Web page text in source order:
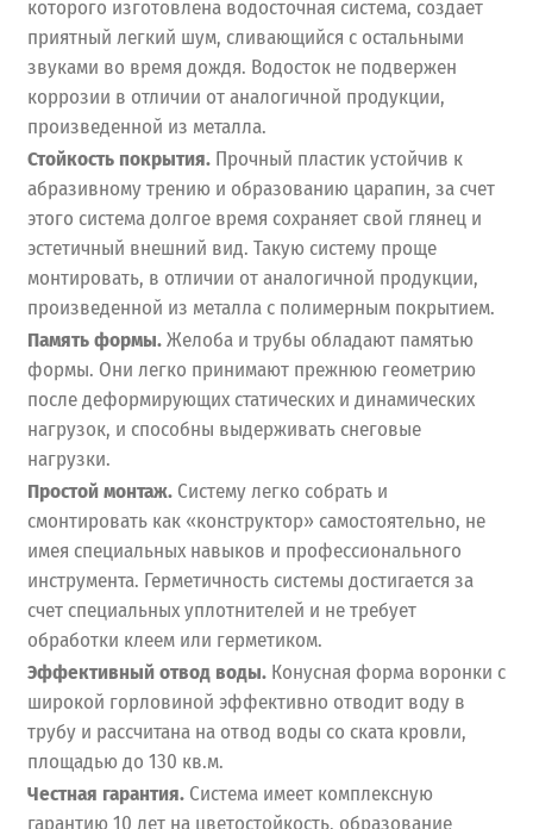
которого изготовлена водосточная система, создает
приятный легкий шум, сливающийся с остальными
звуками во время дождя. Водосток не подвержен
коррозии в отличии от аналогичной продукции,
произведенной из металла.
Стойкость покрытия. Прочный пластик устойчив к
абразивному трению и образованию царапин, за счет
этого система долгое время сохраняет свой глянец и
эстетичный внешний вид. Такую систему проще
монтировать, в отличии от аналогичной продукции,
произведенной из металла с полимерным покрытием.
Память формы.Желоба и трубы обладают памятью
формы. Они легко принимают прежнюю геометрию
после деформирующих статических и динамических
нагрузок, и способны выдерживать снеговые
нагрузки.
Простой монтаж. Систему легко собрать и
смонтировать как «конструктор» самостоятельно, не
имея специальных навыков и профессионального
инструмента. Герметичность системы достигается за
счет специальных уплотнителей и не требует
обработки клеем или герметиком.
Эффективный отвод воды. Конусная форма воронки с
широкой горловиной эффективно отводит воду в
трубу и рассчитана на отвод воды со ската кровли,
площадью до 130 кв.м.
Честная гарантия. Система имеет комплексную
гарантию 10 лет на цветостойкость, образование